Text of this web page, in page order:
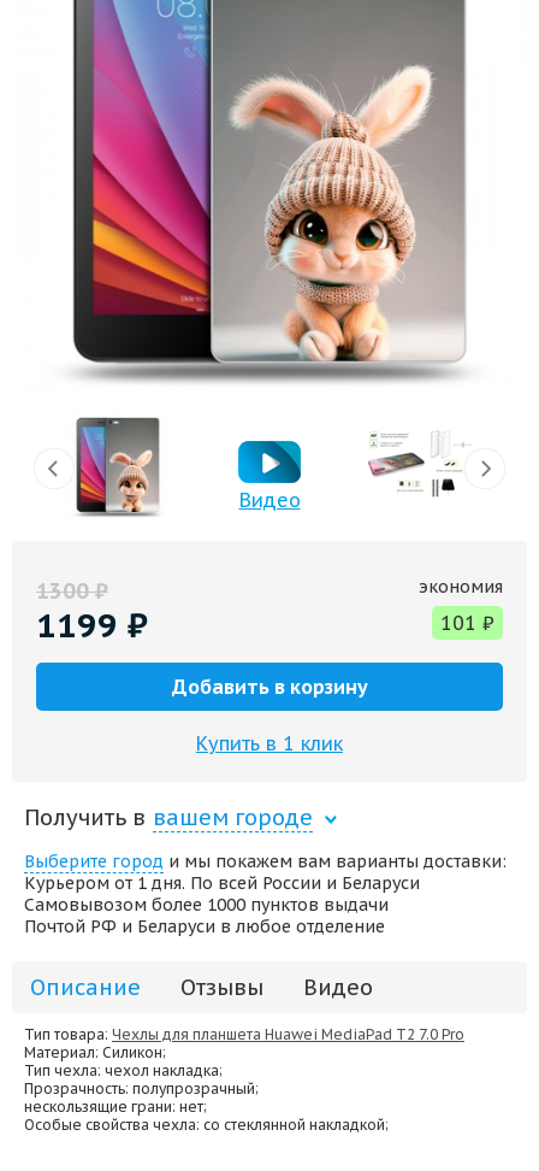
Видео
1300₽
1199 ₽
экономия
101 ₽
Добавить в корзину
Купить в 1 клик
Получить в вашем городе
Выберите город и мы покажем вам варианты доставки:
Курьером от 1 дня. По всей России и Беларуси
Самовывозом более 1000 пунктов выдачи
Почтой РФ и Беларуси в любое отделение
Описание Отзывы Видео
Тип товара: Чехлы для планшета Huawei MediaPad T2 7.0 Pro
Материал: Силикон;
Тип чехла: чехол накладка;
Прозрачность: полупрозрачный;
нескользящие грани: нет;
Особые свойства чехла: со стеклянной накладкой;